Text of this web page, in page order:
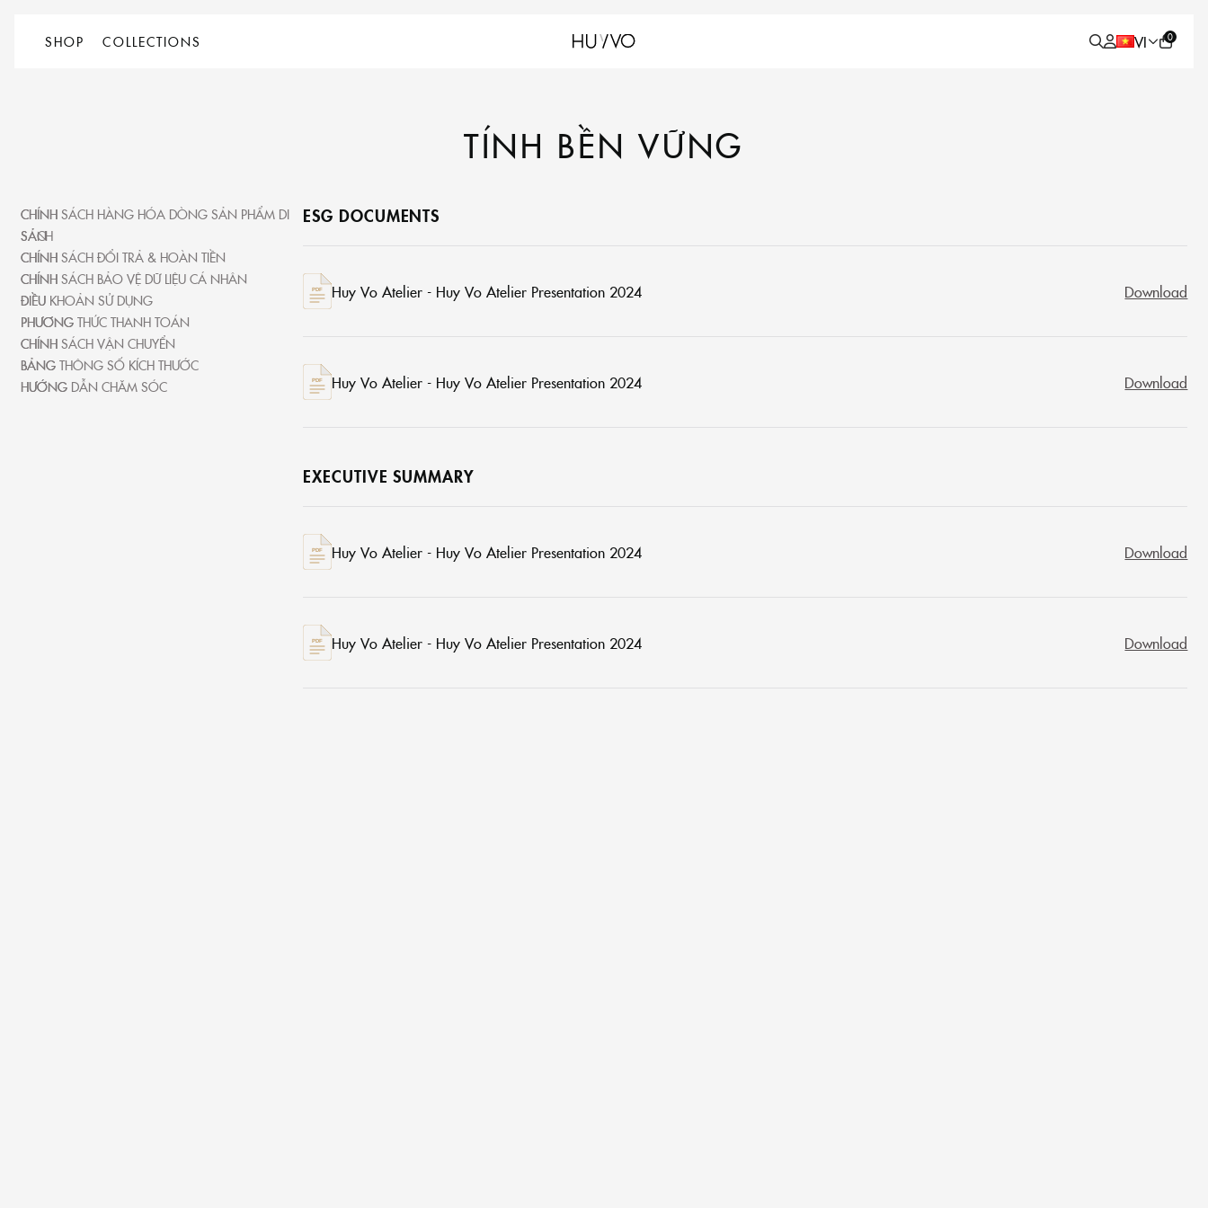
SHOP COLLECTIONS VI 0
WOMENSWEAR
MENSWEAR
TRANG CHỦ/ TÍNH BỀN VỮNG
TÍNH BỀN VỮNG
CHÍNH SÁCH HÀNG HÓA DÒNG SẢN PHẨM DI
SẢN
CHÍNH SÁCH ĐỔI TRẢ & HOÀN TIỀN
CHÍNH SÁCH BẢO VỆ DỮ LIỆU CÁ NHÂN
ĐIỀU KHOẢN SỬ DỤNG
PHƯƠNG THỨC THANH TOÁN
CHÍNH SÁCH VẬN CHUYỂN
BẢNG THÔNG SỐ KÍCH THƯỚC
HƯỚNG DẪN CHĂM SÓC
ESG DOCUMENTS
Huy Vo Atelier - Huy Vo Atelier Presentation 2024 Download
Huy Vo Atelier - Huy Vo Atelier Presentation 2024 Download
EXECUTIVE SUMMARY
Huy Vo Atelier - Huy Vo Atelier Presentation 2024 Download
Huy Vo Atelier - Huy Vo Atelier Presentation 2024 Download